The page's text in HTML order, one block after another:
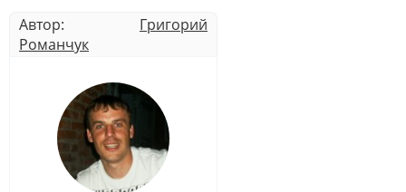
Автор: Григорий
Романчук